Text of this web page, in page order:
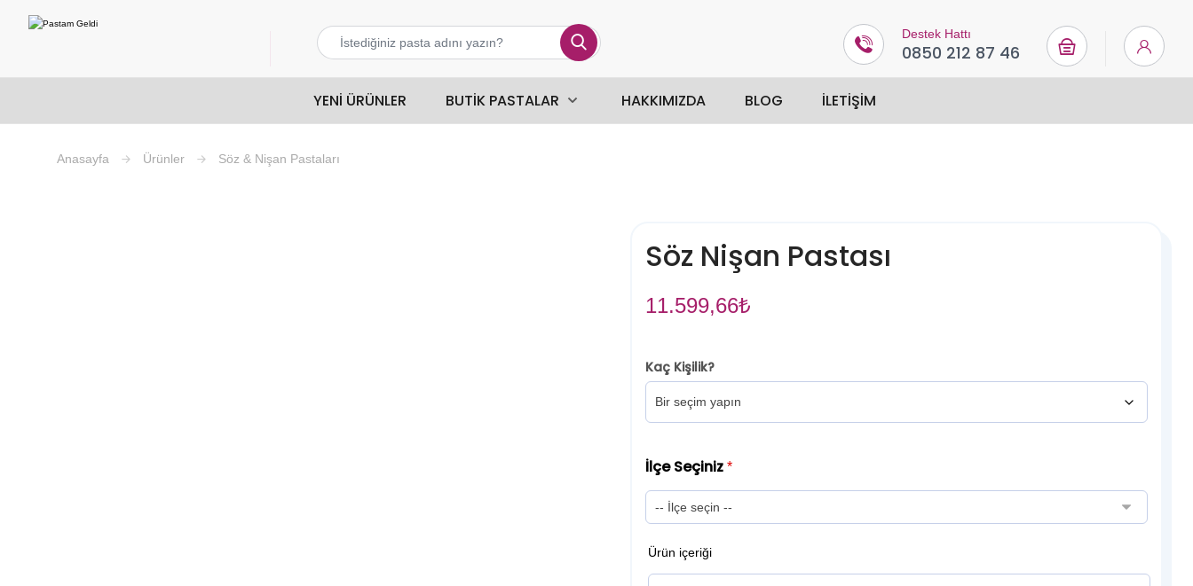
Destek Hattı
0850 212 87 46
YENI ÜRÜNLER BUTIK PASTALAR HAKKIMIZDA BLOG İLETIŞIM
Ürünler Söz & Nişan Pastaları
Söz Nişan Pastası
11.599,66₺
Kaç Kişilik?
İlçe Seçiniz *
Ürün içeriği